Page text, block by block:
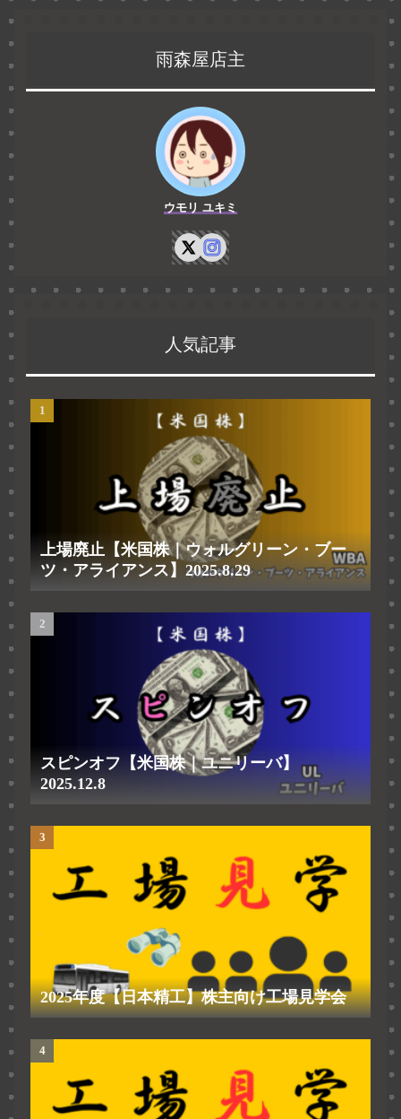
雨森屋店主
ウモリ ユキミ
人気記事
上場廃止【米国株｜ウォルグリーン・ブー
ツ・アライアンス】2025.8.29
スピンオフ【米国株｜ユニリーバ】
2025.12.8
2025年度【日本精工】株主向け工場見学会